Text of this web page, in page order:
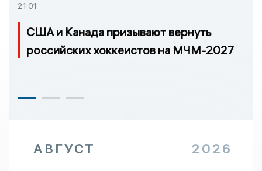
21:01
США и Канада призывают вернуть
российских хоккеистов на МЧМ-2027
АВГУСТ 2026